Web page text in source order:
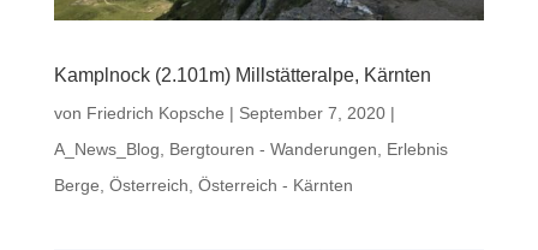
Kamplnock (2.101m) Millstätteralpe, Kärnten
von Friedrich Kopsche | September 7, 2020|
A_News_Blog
Bergtouren - Wanderungen
Erlebnis
Berge Österreich Österreich - Kärnten